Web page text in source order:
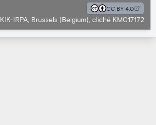
CC BY 4.0
KIK-IRPA, Brussels (Belgium), cliché KM017172